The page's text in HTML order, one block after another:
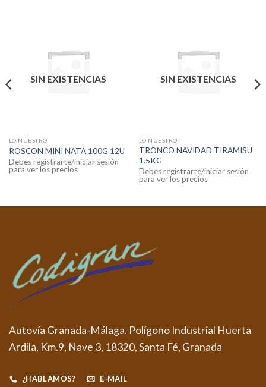
SIN EXISTENCIAS
LO NUESTRO
ROSCON MINI NATA 100G 12U
Debes registrarte/iniciar sesión
para ver los precios
SIN EXISTENCIAS
LO NUESTRO
TRONCO NAVIDAD TIRAMISU
1.5KG
Debes registrarte/iniciar sesión
para ver los precios
Autovía Granada-Málaga. Polígono Industrial Huerta
Ardila, Km.9, Nave 3, 18320, Santa Fé, Granada
¿HABLAMOS? E-MAIL